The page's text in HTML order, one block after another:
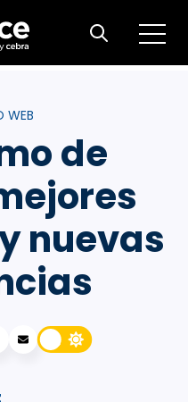
Open
Open search
WEB
de
nuevas